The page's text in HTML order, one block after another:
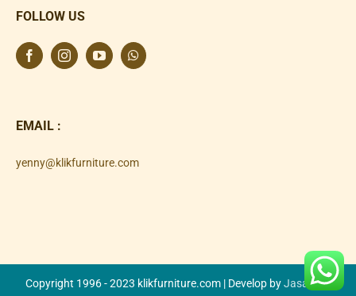
FOLLOW US
EMAIL :
yenny@klikfurniture.com
Copyright 1996 - 2023 klikfurniture.com | Develop byJasa SEO